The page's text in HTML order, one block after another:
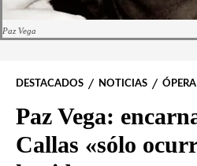
Paz Vega
DESTACADOS NOTICIAS ÓPERA
Paz Vega:
Callas «sólo